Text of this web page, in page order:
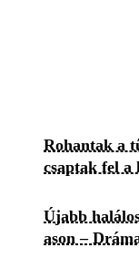
Rohantak a
csaptak fel a
Újabb
ason –